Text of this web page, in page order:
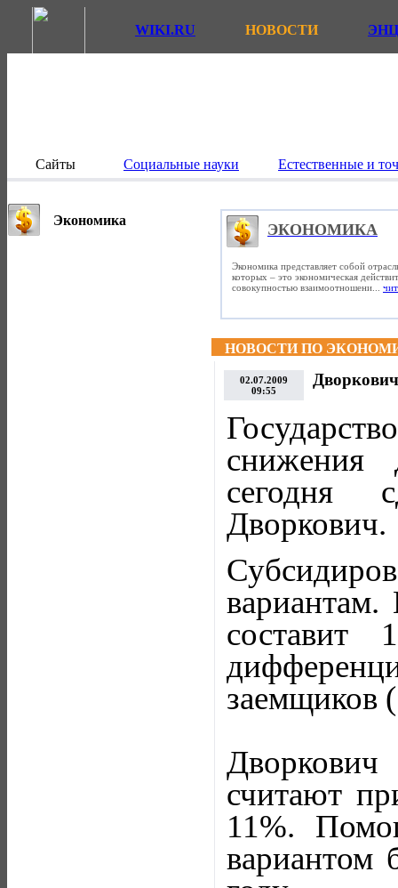
WIKI.RU НОВОСТИ
Сайты Социальные науки Естественные и
Экономика
ЭКОНОМИКА
Экономика представляет собой
которых – это экономическая
совокупностью взаимоотношени...
НОВОСТИ ПО
02.07.2009
09:55
снижения
сегодня
Дворкович.
вариантам.
составит
заемщиков
считают
11%.
вариантом